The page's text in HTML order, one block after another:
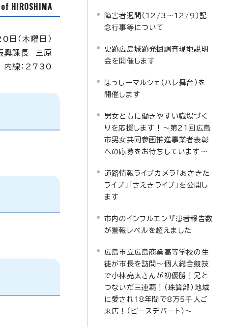
HIROSHIMA
（木曜日）
興課長 三原
線：2730
障害者週間（12/3～12/9）記
念行事等について
史跡広島城跡発掘調査現地説明
会を開催します
はっしーマルシェ（ハレ舞台）を
開催します
男女ともに働きやすい職場づく
りを応援します！～第21回広島
市男女共同参画推進事業者表彰
への応募をお待ちしています～
道路情報ライブカメラ「あさきた
ライブ」「さえきライブ」を公開し
ます
市内のインフルエンザ患者報告数
が警報レベルを超えました
広島市立広島商業高等学校の生
徒が市長を訪問～個人総合競技
で小林亮太さんが初優勝！兄と
つないだ三連覇！（珠算部）地域
に愛され18年間で8万5千人ご
来店！（ピースデパート）～